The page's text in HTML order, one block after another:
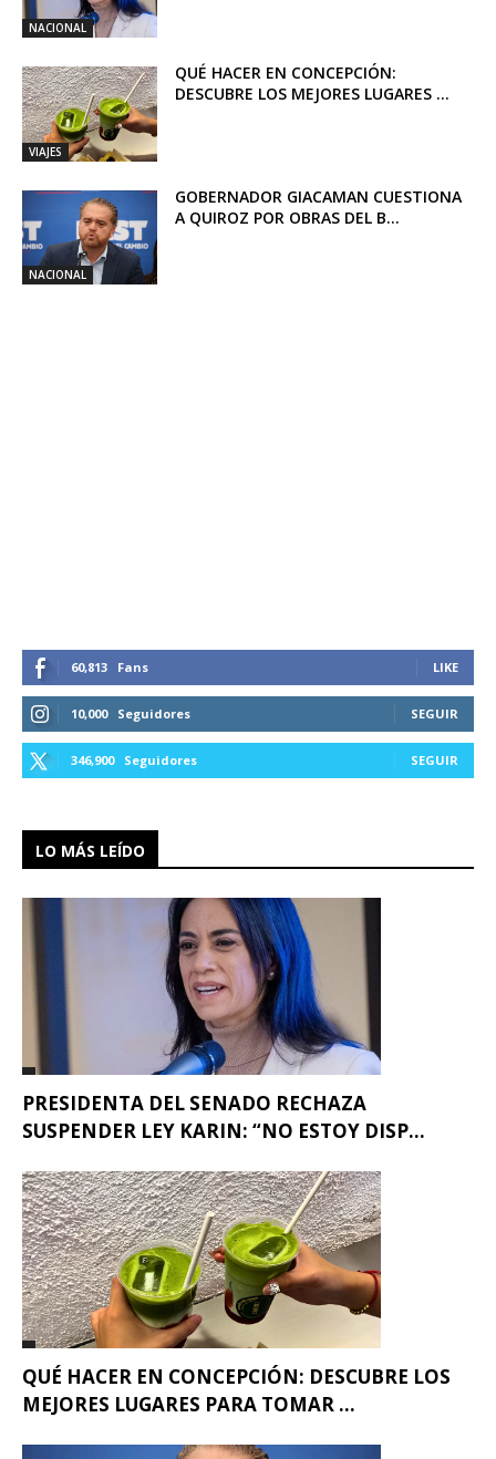
NACIONAL
VIAJES
QUÉ HACER EN CONCEPCIÓN:
DESCUBRE LOS MEJORES LUGARES ...
NACIONAL
GOBERNADOR GIACAMAN CUESTIONA
A QUIROZ POR OBRAS DEL B...
60,813 Fans LIKE
10,000 Seguidores SEGUIR
346,900 Seguidores SEGUIR
LO MÁS LEÍDO
PRESIDENTA DEL SENADO RECHAZA
SUSPENDER LEY KARIN: “NO ESTOY DISP...
QUÉ HACER EN CONCEPCIÓN: DESCUBRE LOS
MEJORES LUGARES PARA TOMAR ...